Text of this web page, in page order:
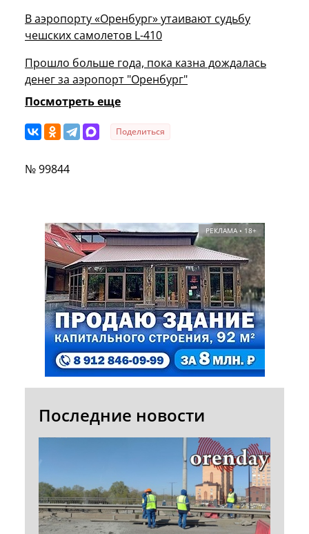
В аэропорту «Оренбург» утаивают судьбу
чешских самолетов L-410
Прошло больше года, пока казна дождалась
денег за аэропорт "Оренбург"
Посмотреть еще
Поделиться
№ 99844
РЕКЛАМА • 18+
Последние новости